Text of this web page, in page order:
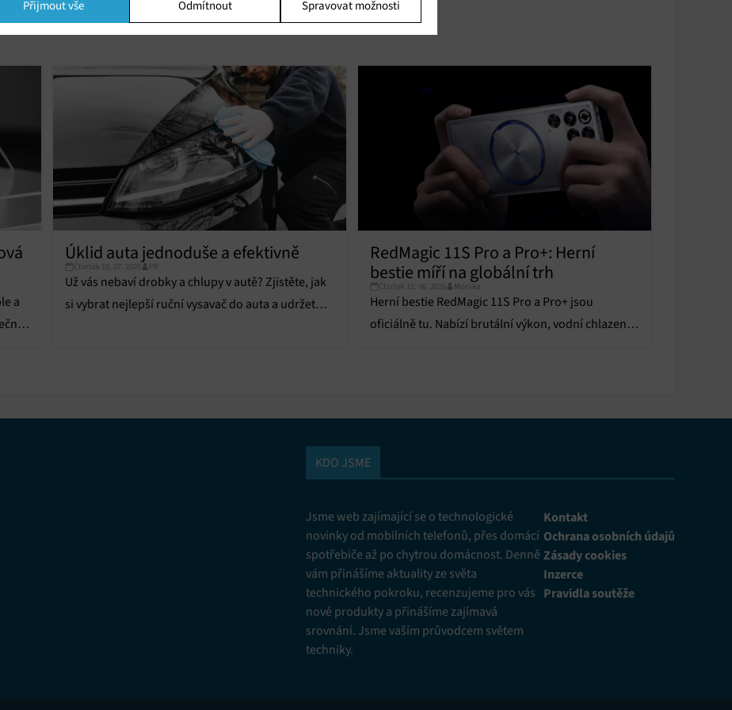
Vytváření profilů pro personalizovanou reklamu, Používání profilů k výběru
reklamy, Vytváření profilů pro personalizovaný obsah, Používání
pro výběr personalizovaného obsahu, Použití omezených údajů k výběru
a kombinování údajů z jiných zdrojů údajů, Propojení různých
Identifikace zařízení na základě automaticky přenášených informací.
bezpečnosti, předcházení a zjišťování podvodů a odstraňování chyb,
osobních údajů.
Přijmout vše Odmítnout Spravovat možnosti
a
Úklid auta jednoduše a efektivně
Čtvrtek 16. 07. 2026 PR
Už vás nebaví drobky a chlupy v autě? Zjistěte, jak
si vybrat nejlepší ruční vysavač do auta a udržet
RedMagic 11S Pro a Pro+: Herní
bestie míří na globální trh
Čtvrtek 11. 06. 2026 Monika
Herní bestie RedMagic 11S Pro a Pro+ jsou
oficiálně tu. Nabízí brutální výkon, vodní chlazení a
KDO JSME
Jsme web zajímající se o technologické
novinky od mobilních telefonů, přes domácí
spotřebiče až po chytrou domácnost. Denně
vám přinášíme aktuality ze světa
technického pokroku, recenzujeme pro vás
nové produkty a přinášíme zajímavá
srovnání. Jsme vaším průvodcem světem
techniky.
Kontakt
Ochrana osobních údajů
Zásady cookies
Inzerce
Pravidla soutěže